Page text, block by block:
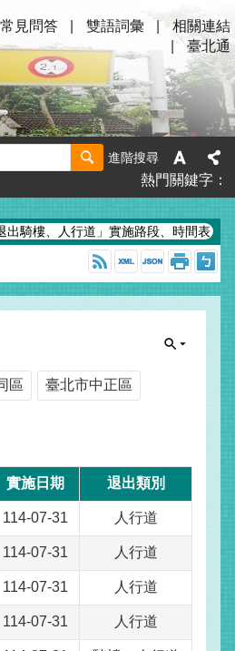
常見問答 雙語詞彙
相關連結
臺北通
進階搜尋
熱門關鍵字
出騎樓、人行道」實施路段、時間表
區 臺北市中正區
實施日期 退出類別
114-07-31 人行道
114-07-31 人行道
114-07-31 人行道
114-07-31 人行道